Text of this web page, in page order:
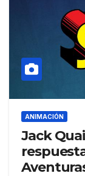
ANIMACIÓN
Jack